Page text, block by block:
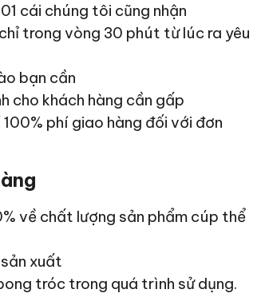
cái chúng tôi cũng nhận
trong vòng 30 phút từ lúc ra yêu
bạn cần
cho khách hàng cần gấp
phí giao hàng đối với đơn
về chất lượng sản phẩm cúp thể
xuất
tróc trong quá trình sử dụng.